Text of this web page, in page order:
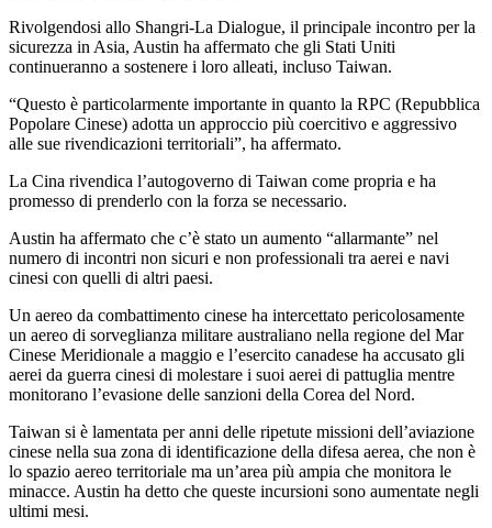
Rivolgendosi allo Shangri-La Dialogue, il principale incontro per la
sicurezza in Asia, Austin ha affermato che gli Stati Uniti
continueranno a sostenere i loro alleati, incluso Taiwan.
“Questo è particolarmente importante in quanto la RPC (Repubblica
Popolare Cinese) adotta un approccio più coercitivo e aggressivo
alle sue rivendicazioni territoriali”, ha affermato.
La Cina rivendica l’autogoverno di Taiwan come propria e ha
promesso di prenderlo con la forza se necessario.
Austin ha affermato che c’è stato un aumento “allarmante” nel
numero di incontri non sicuri e non professionali tra aerei e navi
cinesi con quelli di altri paesi.
Un aereo da combattimento cinese ha intercettato pericolosamente
un aereo di sorveglianza militare australiano nella regione del Mar
Cinese Meridionale a maggio e l’esercito canadese ha accusato gli
aerei da guerra cinesi di molestare i suoi aerei di pattuglia mentre
monitorano l’evasione delle sanzioni della Corea del Nord.
Taiwan si è lamentata per anni delle ripetute missioni dell’aviazione
cinese nella sua zona di identificazione della difesa aerea, che non è
lo spazio aereo territoriale ma un’area più ampia che monitora le
minacce. Austin ha detto che queste incursioni sono aumentate negli
ultimi mesi.